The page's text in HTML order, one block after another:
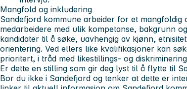
Mangfold og inkludering
Sandefjord kommune arbeider for et
medarbeidere med ulik kompetanse, bakgrunn
kandidater til å søke, uavhengig av kjønn,
orientering. Ved ellers like kvalifikasjoner kan
prioritert, i tråd med likestillings‑ og
Er dette en stilling som gir deg lyst til å flytte til
Bor du ikke i Sandefjord og tenker at dette er